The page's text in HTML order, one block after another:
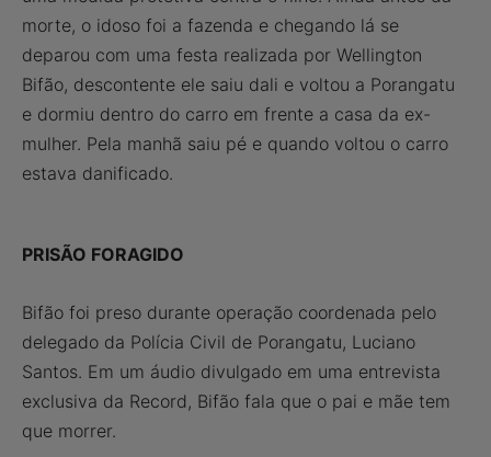
morte, o idoso foi a fazenda e chegando lá se
deparou com uma festa realizada por Wellington
Bifão, descontente ele saiu dali e voltou a Porangatu
e dormiu dentro do carro em frente a casa da ex-
mulher. Pela manhã saiu pé e quando voltou o carro
estava danificado.
PRISÃO FORAGIDO
Bifão foi preso durante operação coordenada pelo
delegado da Polícia Civil de Porangatu, Luciano
Santos. Em um áudio divulgado em uma entrevista
exclusiva da Record, Bifão fala que o pai e mãe tem
que morrer.